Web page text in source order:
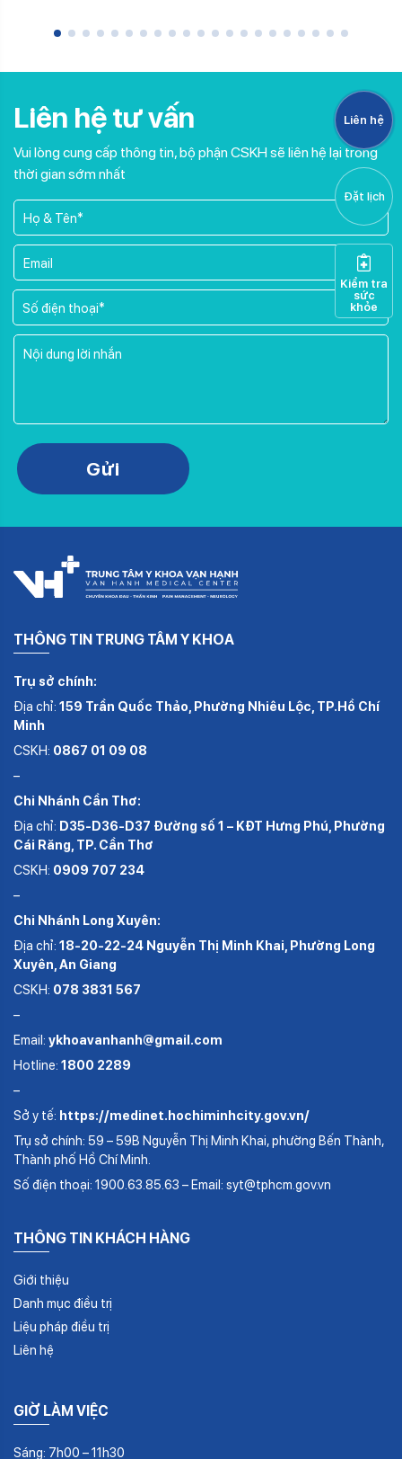
THÔNG TIN TRUNG TÂM Y KHOA
Trụ sở chính:
Địa chỉ: 159 Trần Quốc Thảo, Phường Nhiêu Lộc, TP.Hồ Chí
Minh
CSKH: 0867 01 09 08
–
Chi Nhánh Cần Thơ:
Địa chỉ: D35-D36-D37 Đường số 1 – KĐT Hưng Phú, Phường
Cái Răng, TP. Cần Thơ
CSKH: 0909 707 234
–
Chi Nhánh Long Xuyên:
Địa chỉ: 18-20-22-24 Nguyễn Thị Minh Khai, Phường Long
Xuyên, An Giang
CSKH: 078 3831 567
–
Email: ykhoavanhanh@gmail.com
Hotline: 1800 2289
–
Sở y tế: https://medinet.hochiminhcity.gov.vn/
Trụ sở chính: 59 – 59B Nguyễn Thị Minh Khai, phường Bến Thành,
Thành phố Hồ Chí Minh.
Số điện thoại: 1900.63.85.63 – Email: syt@tphcm.gov.vn
THÔNG TIN KHÁCH HÀNG
Giới thiệu
Danh mục điều trị
Liệu pháp điều trị
Liên hệ
GIỜ LÀM VIỆC
Sáng: 7h00 – 11h30
Liên hệ tư vấn
Vui lòng cung cấp thông tin, bộ phận CSKH sẽ liên hệ lại trong
thời gian sớm nhất
Please leave this field empty.
Gửi
Liên hệ
Đặt lịch
Kiểm tra
sức
khỏe